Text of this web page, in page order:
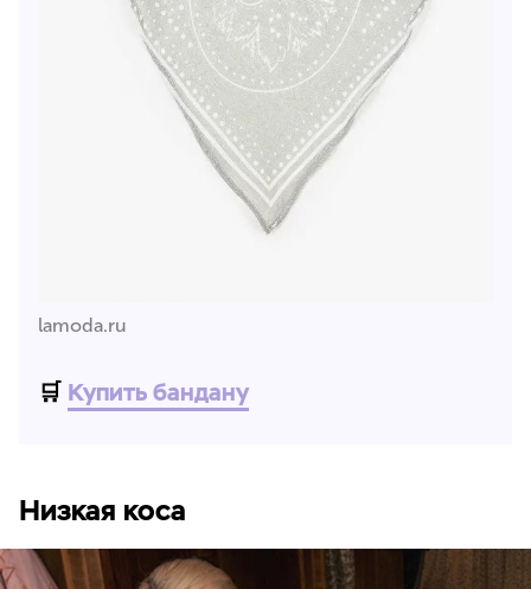
lamoda.ru
🛒 Купить бандану
Низкая коса